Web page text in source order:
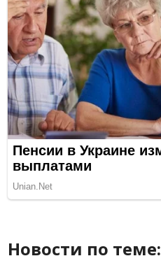
Новости по теме: